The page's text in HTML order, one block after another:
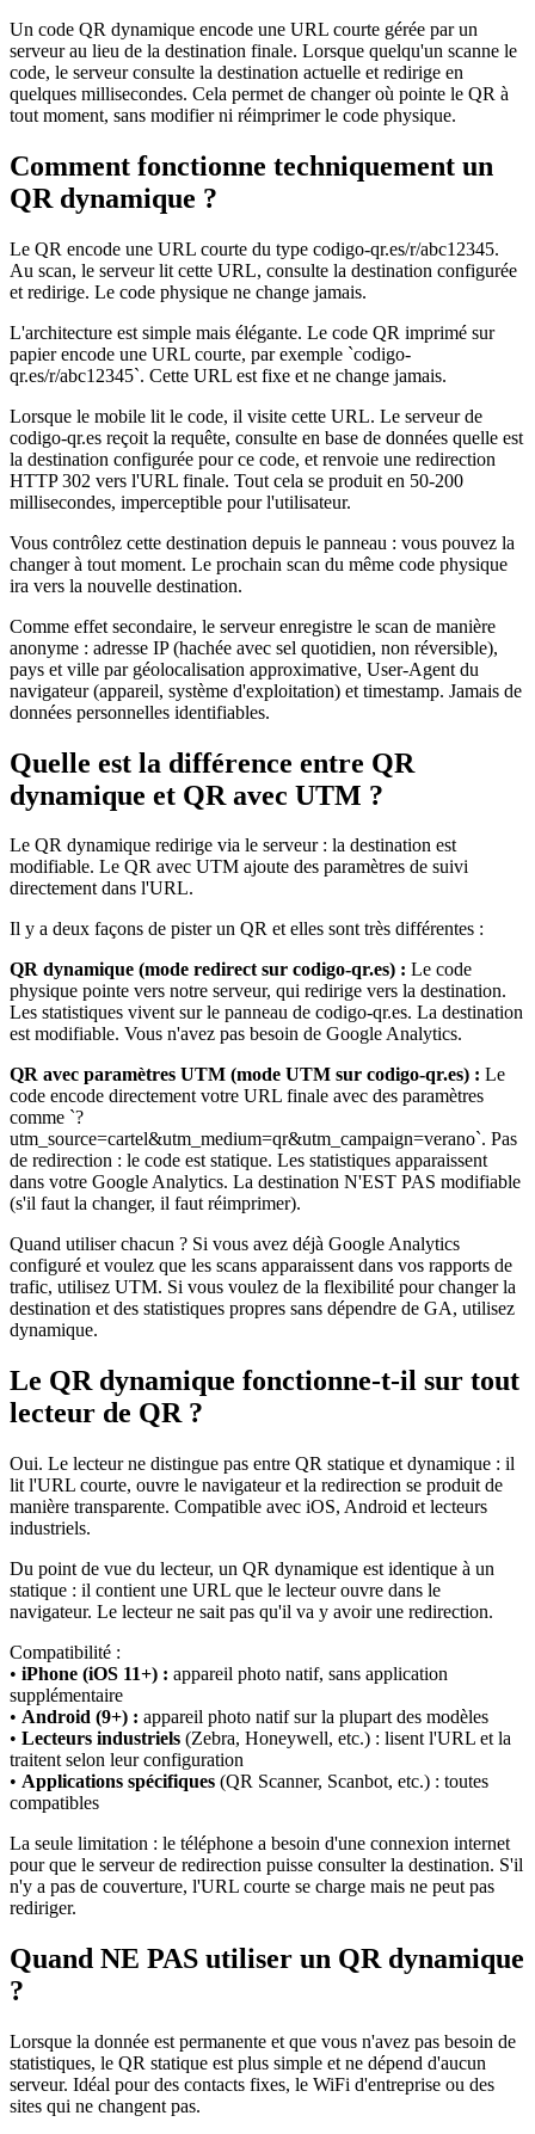
Un code QR dynamique encode une URL courte gérée par un
serveur au lieu de la destination finale. Lorsque quelqu'un scanne le
code, le serveur consulte la destination actuelle et redirige en
quelques millisecondes. Cela permet de changer où pointe le QR à
tout moment, sans modifier ni réimprimer le code physique.
Comment fonctionne techniquement un
QR dynamique ?
Le QR encode une URL courte du type codigo-qr.es/r/abc12345.
Au scan, le serveur lit cette URL, consulte la destination configurée
et redirige. Le code physique ne change jamais.
L'architecture est simple mais élégante. Le code QR imprimé sur
papier encode une URL courte, par exemple `codigo-
qr.es/r/abc12345`. Cette URL est fixe et ne change jamais.
Lorsque le mobile lit le code, il visite cette URL. Le serveur de
codigo-qr.es reçoit la requête, consulte en base de données quelle est
la destination configurée pour ce code, et renvoie une redirection
HTTP 302 vers l'URL finale. Tout cela se produit en 50-200
millisecondes, imperceptible pour l'utilisateur.
Vous contrôlez cette destination depuis le panneau : vous pouvez la
changer à tout moment. Le prochain scan du même code physique
ira vers la nouvelle destination.
Comme effet secondaire, le serveur enregistre le scan de manière
anonyme : adresse IP (hachée avec sel quotidien, non réversible),
pays et ville par géolocalisation approximative, User-Agent du
navigateur (appareil, système d'exploitation) et timestamp. Jamais de
données personnelles identifiables.
Quelle est la différence entre QR
dynamique et QR avec UTM ?
Le QR dynamique redirige via le serveur : la destination est
modifiable. Le QR avec UTM ajoute des paramètres de suivi
directement dans l'URL.
Il y a deux façons de pister un QR et elles sont très différentes :
QR dynamique (mode redirect sur codigo-qr.es) : Le code
physique pointe vers notre serveur, qui redirige vers la destination.
Les statistiques vivent sur le panneau de codigo-qr.es. La destination
est modifiable. Vous n'avez pas besoin de Google Analytics.
QR avec paramètres UTM (mode UTM sur codigo-qr.es) : Le
code encode directement votre URL finale avec des paramètres
comme `?
utm_source=cartel&utm_medium=qr&utm_campaign=verano`. Pas
de redirection : le code est statique. Les statistiques apparaissent
dans votre Google Analytics. La destination N'EST PAS modifiable
(s'il faut la changer, il faut réimprimer).
Quand utiliser chacun ? Si vous avez déjà Google Analytics
configuré et voulez que les scans apparaissent dans vos rapports de
trafic, utilisez UTM. Si vous voulez de la flexibilité pour changer la
destination et des statistiques propres sans dépendre de GA, utilisez
dynamique.
Le QR dynamique fonctionne-t-il sur tout
lecteur de QR ?
Oui. Le lecteur ne distingue pas entre QR statique et dynamique : il
lit l'URL courte, ouvre le navigateur et la redirection se produit de
manière transparente. Compatible avec iOS, Android et lecteurs
industriels.
Du point de vue du lecteur, un QR dynamique est identique à un
statique : il contient une URL que le lecteur ouvre dans le
navigateur. Le lecteur ne sait pas qu'il va y avoir une redirection.
Compatibilité :
• iPhone (iOS 11+) : appareil photo natif, sans application
supplémentaire
• Android (9+) : appareil photo natif sur la plupart des modèles
• Lecteurs industriels (Zebra, Honeywell, etc.) : lisent l'URL et la
traitent selon leur configuration
• Applications spécifiques (QR Scanner, Scanbot, etc.) : toutes
compatibles
La seule limitation : le téléphone a besoin d'une connexion internet
pour que le serveur de redirection puisse consulter la destination. S'il
n'y a pas de couverture, l'URL courte se charge mais ne peut pas
rediriger.
Quand NE PAS utiliser un QR dynamique
?
Lorsque la donnée est permanente et que vous n'avez pas besoin de
statistiques, le QR statique est plus simple et ne dépend d'aucun
serveur. Idéal pour des contacts fixes, le WiFi d'entreprise ou des
sites qui ne changent pas.